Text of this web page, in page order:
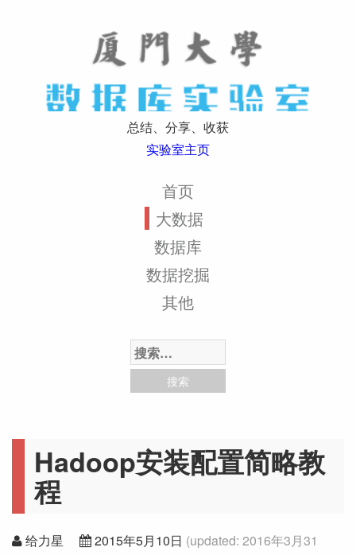
总结、分享、收获
实验室主页
首页
大数据
数据库
数据挖掘
其他
Hadoop安装配置简略教
程
给力星 2015年5月10日 (updated: 2016年3月31